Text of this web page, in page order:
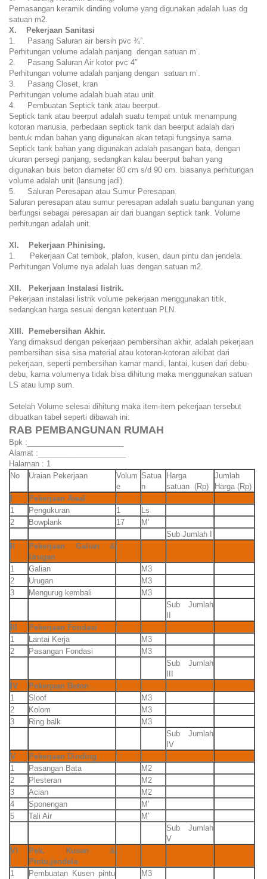
Pemasangan keramik dinding volume yang digunakan adalah luas dg
satuan m2.
X. Pekerjaan Sanitasi
1. Pasang Saluran air bersih pvc ¾”.
Perhitungan volume adalah panjang dengan satuan m’.
2. Pasang Saluran Air kotor pvc 4″
Perhitungan volume adalah panjang dengan satuan m’.
3. Pasang Closet, kran
Perhitungan volume adalah buah atau unit.
4. Pembuatan Septick tank atau beerput.
Septick tank atau beerput adalah suatu tempat untuk menampung
kotoran manusia, perbedaan septick tank dan beerput adalah dari
bentuk mdan bahan yang digunakan akan tetapi fungsinya sama.
Septick tank bahan yang digunakan adalah pasangan bata, dengan
ukuran persegi panjang, sedangkan kalau beerput bahan yang
digunakan buis beton diameter 80 cm s/d 90 cm. biasanya perhitungan
volume adalah unit (lansung jadi).
5. Saluran Peresapan atau Sumur Peresapan.
Saluran peresapan atau sumur peresapan adalah suatu bangunan yang
berfungsi sebagai peresapan air dari buangan septick tank. Volume
perhitungan adalah unit.
XI. Pekerjaan Phinising.
1. Pekerjaan Cat tembok, plafon, kusen, daun pintu dan jendela.
Perhitungan Volume nya adalah luas dengan satuan m2.
XII. Pekerjaan Instalasi listrik.
Pekerjaan instalasi listrik volume pekerjaan menggunakan titik,
sedangkan harga sesuai dengan ketentuan PLN.
XIII. Pemebersihan Akhir.
Yang dimaksud dengan pekerjaan pembersihan akhir, adalah pekerjaan
pembersihan sisa sisa material atau kotoran-kotoran aikibat dari
pekerjaan, seperti pembersihan kamar mandi, lantai, kusen dari debu-
debu, karna volumenya tidak bisa dihitung maka menggunakan satuan
LS atau lump sum.
Setelah Volume selesai dihitung maka item-item pekerjaan tersebut
dibuatkan tabel seperti dibawah ini:
RAB PEMBANGUNAN RUMAH
Bpk :_______________________
Alamat :_____________________
Halaman : 1
No
Uraian Pekerjaan
Volum
e
Satua
n
Harga
satuan (Rp)
Jumlah
Harga (Rp)
Pekerjaan Awal
1
Pengukuran 1
Ls
2
Bowplank 17
M’
Sub Jumlah I
Pekerjaan Galian &
Urugan
1
Galian
M3
2
Urugan
M3
3
Mengurug kembali
M3
Sub Jumlah
Pekerjaan Fondasi
1
Lantai Kerja
M3
2
Pasangan Fondasi
M3
Sub Jumlah
IV
Pekerjaan Beton
1
Sloof
M3
2
Kolom
M3
3
Ring balk
M3
Sub Jumlah
IV
V
Pekerjaan Dinding
1
Pasangan Bata
M2
2
Plesteran
M2
3
Acian
M2
4
Sponengan
M’
5
Tali Air
M’
Sub Jumlah
V
VI
Pek. Kusen &
Pintu,jendela
1
Pembuatan Kusen pintu
M3